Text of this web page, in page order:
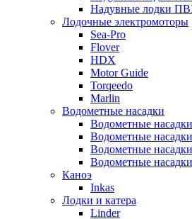
Надувные лодки
Лодочные электромоторы
Sea-Pro
Flover
HDX
Motor Guide
Torqeedo
Marlin
Водометные насадки
Водометные
Водометные
Водометные
Водометные
Каноэ
Inkas
Лодки и катера
Linder